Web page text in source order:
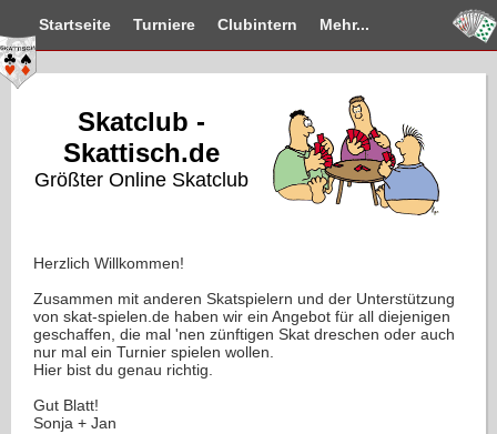
Startseite Turniere Clubintern Mehr...
Skatclub -
Skattisch.de
Größter Online Skatclub
Herzlich Willkommen!
Zusammen mit anderen Skatspielern und der Unterstützung
von skat-spielen.de haben wir ein Angebot für all diejenigen
geschaffen, die mal 'nen zünftigen Skat dreschen oder auch
nur mal ein Turnier spielen wollen.
Hier bist du genau richtig.
Gut Blatt!
Sonja + Jan